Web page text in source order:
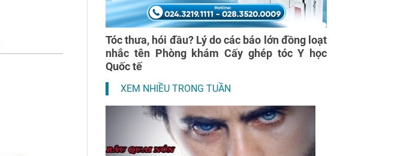
Tóc thưa, hói đầu? Lý do các báo lớn đồng loạt
nhắc tên Phòng khám Cấy ghép tóc Y học
Quốc tế
XEM NHIỀU TRONG TUẦN